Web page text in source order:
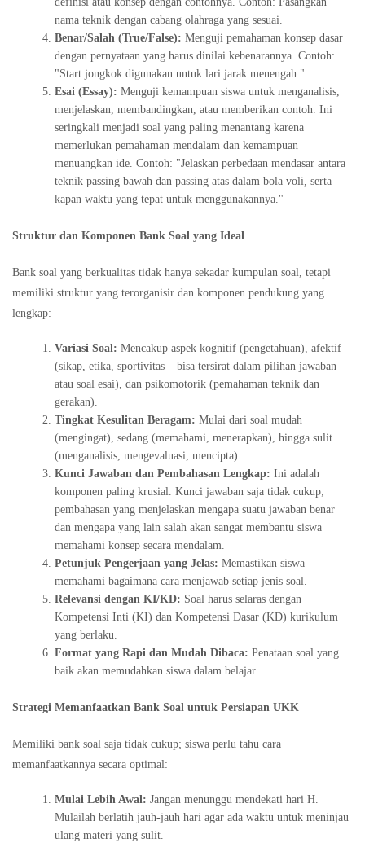
nama teknik dengan cabang olahraga yang sesuai.
Benar/Salah (True/False): Menguji pemahaman konsep dasar
dengan pernyataan yang harus dinilai kebenarannya. Contoh:
"Start jongkok digunakan untuk lari jarak menengah."
Esai (Essay): Menguji kemampuan siswa untuk menganalisis,
menjelaskan, membandingkan, atau memberikan contoh. Ini
seringkali menjadi soal yang paling menantang karena
memerlukan pemahaman mendalam dan kemampuan
menuangkan ide. Contoh: "Jelaskan perbedaan mendasar antara
teknik passing bawah dan passing atas dalam bola voli, serta
kapan waktu yang tepat untuk menggunakannya."
Struktur dan Komponen Bank Soal yang Ideal
Bank soal yang berkualitas tidak hanya sekadar kumpulan soal, tetapi
memiliki struktur yang terorganisir dan komponen pendukung yang
lengkap:
Variasi Soal: Mencakup aspek kognitif (pengetahuan), afektif
(sikap, etika, sportivitas – bisa tersirat dalam pilihan jawaban
atau soal esai), dan psikomotorik (pemahaman teknik dan
gerakan).
Tingkat Kesulitan Beragam: Mulai dari soal mudah
(mengingat), sedang (memahami, menerapkan), hingga sulit
(menganalisis, mengevaluasi, mencipta).
Kunci Jawaban dan Pembahasan Lengkap: Ini adalah
komponen paling krusial. Kunci jawaban saja tidak cukup;
pembahasan yang menjelaskan mengapa suatu jawaban benar
dan mengapa yang lain salah akan sangat membantu siswa
memahami konsep secara mendalam.
Petunjuk Pengerjaan yang Jelas: Memastikan siswa
memahami bagaimana cara menjawab setiap jenis soal.
Relevansi dengan KI/KD: Soal harus selaras dengan
Kompetensi Inti (KI) dan Kompetensi Dasar (KD) kurikulum
yang berlaku.
Format yang Rapi dan Mudah Dibaca: Penataan soal yang
baik akan memudahkan siswa dalam belajar.
Strategi Memanfaatkan Bank Soal untuk Persiapan UKK
Memiliki bank soal saja tidak cukup; siswa perlu tahu cara
memanfaatkannya secara optimal:
Mulai Lebih Awal: Jangan menunggu mendekati hari H.
Mulailah berlatih jauh-jauh hari agar ada waktu untuk meninjau
ulang materi yang sulit.